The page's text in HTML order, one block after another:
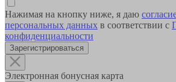
Нажимая на кнопку ниже, я даю
персональных данных в соответствии с
конфиденциальности
Зарегистрироваться
Электронная бонусная карта